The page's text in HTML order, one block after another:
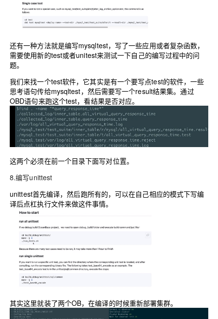
还有一种方法就是编写mysqltest，写了一些应用或者复杂函数，
需要使用新的test或者unitest来测试一下自己的编写过程中的问
题。
我们来找一个test软件，它其实是有一个要写点test的软件，一些
思考语句传给mysqltest，然后需要写一个result结果集。通过
OBD语句来跑这个test，看结果是否对应。
这两个必须在前一个目录下面写对位置。
8.编写unittest
unittest首先编译，然后跑所有的，可以在自己相应的模式下写编
译后点杠执行文件来做这件事情。
其实这里就装了两个OB，在编译的时候重新部署集群。